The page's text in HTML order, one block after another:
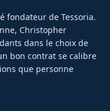
fondateur de Tessoria.
Christopher
dans le choix de
bon contrat se calibre
que personne